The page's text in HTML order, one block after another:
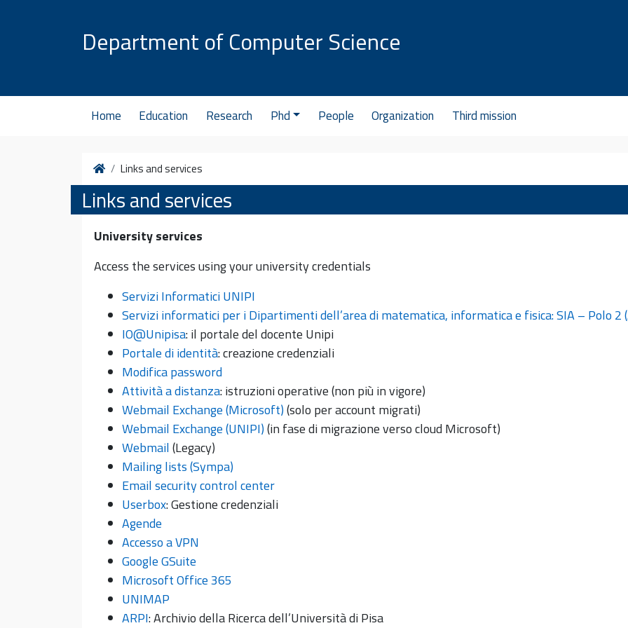
Department of Computer Science
Home Education Research Phd People Organization Third mission
HomeLinks and services
Links and services
University services
Access the services using your university credentials
Servizi Informatici UNIPI
Servizi informatici per i Dipartimenti dell’area di matematica, informatica e fisica: SIA – Polo 2
IO@Unipisa: il portale del docente Unipi
Portale di identità: creazione credenziali
Modifica password
Attività a distanza: istruzioni operative (non più in vigore)
Webmail Exchange (Microsoft)(solo per account migrati)
Webmail Exchange (UNIPI)(in fase di migrazione verso cloud Microsoft)
Webmail(Legacy)
Mailing lists (Sympa)
Email security control center
Userbox: Gestione credenziali
Agende
Accesso a VPN
Google GSuite
Microsoft Office 365
UNIMAP
ARPI: Archivio della Ricerca dell’Università di Pisa